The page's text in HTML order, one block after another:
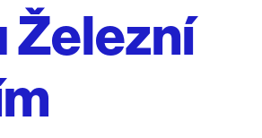
Železní